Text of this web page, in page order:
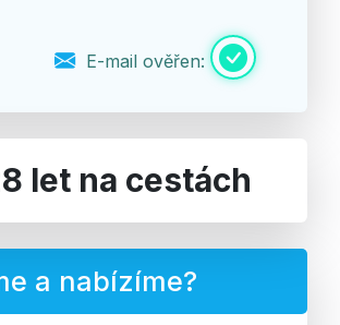
E-mail ověřen:
let na cestách
a nabízíme?